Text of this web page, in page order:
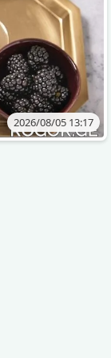
2026/08/05 13:17